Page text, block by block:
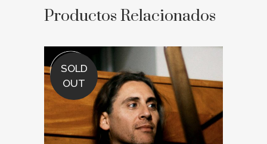
Productos Relacionados
SOLD
OUT